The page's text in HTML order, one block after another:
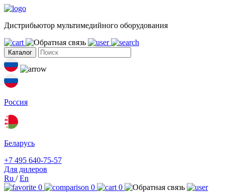
Дистрибьютор мультимедийного оборудования
Каталог
Россия
Беларусь
+7 495 640-75-57
Для дилеров
Ru /En
0
0 0